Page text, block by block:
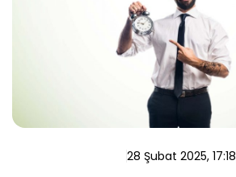
28 Şubat 2025, 17:18